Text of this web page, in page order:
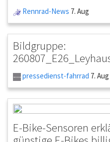
Rennrad-News 7. Aug
Bildgruppe:
pressedienst-fahrrad 7. Aug
E-Bike-Sensoren